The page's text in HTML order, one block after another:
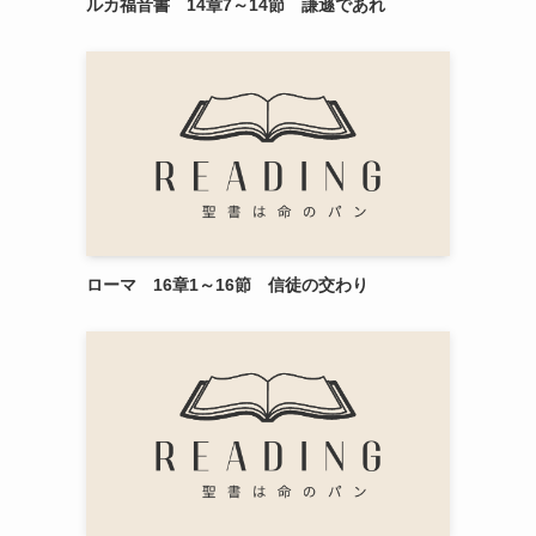
ルカ福音書 14章7～14節 謙遜であれ
ローマ 16章1～16節 信徒の交わり